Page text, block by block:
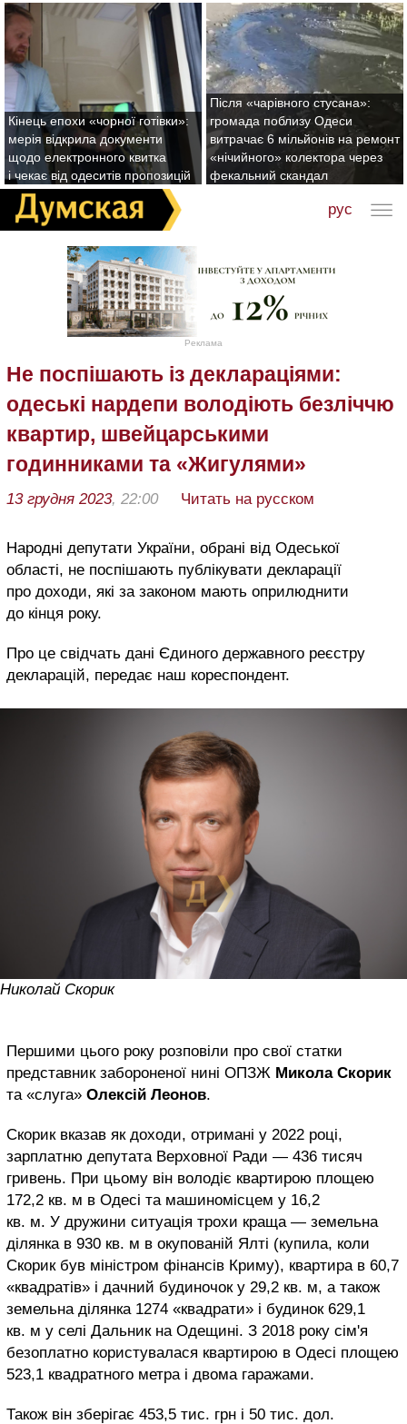
Кінець епохи «чорної готівки»:
мерія відкрила документи
щодо електронного квитка
і чекає від одеситів пропозицій
Після «чарівного стусана»:
громада поблизу Одеси
витрачає 6 мільйонів на ремонт
«нічийного» колектора через
фекальний скандал
рус
Реклама
Не поспішають із деклараціями:
одеські нардепи володіють безліччю
квартир, швейцарськими
годинниками та «Жигулями»
13 грудня 2023, 22:00 Читать на русском
Народні депутати України, обрані від Одеської
області, не поспішають публікувати декларації
про доходи, які за законом мають оприлюднити
до кінця року.
Про це свідчать дані Єдиного державного реєстру
декларацій, передає наш кореспондент.
Николай Скорик
Першими цього року розповіли про свої статки
представник забороненої нині ОПЗЖ Микола Скорик
та «слуга» Олексій Леонов.
Скорик вказав як доходи, отримані у 2022 році,
зарплатню депутата Верховної Ради — 436 тисяч
гривень. При цьому він володіє квартирою площею
172,2 кв. м в Одесі та машиномісцем у 16,2
кв. м. У дружини ситуація трохи краща — земельна
ділянка в 930 кв. м в окупованій Ялті (купила, коли
Скорик був міністром фінансів Криму), квартира в 60,7
«квадратів» і дачний будиночок у 29,2 кв. м, а також
земельна ділянка 1274 «квадрати» і будинок 629,1
кв. м у селі Дальник на Одещині. З 2018 року сім'я
безоплатно користувалася квартирою в Одесі площею
523,1 квадратного метра і двома гаражами.
Також він зберігає 453,5 тис. грн і 50 тис. дол.